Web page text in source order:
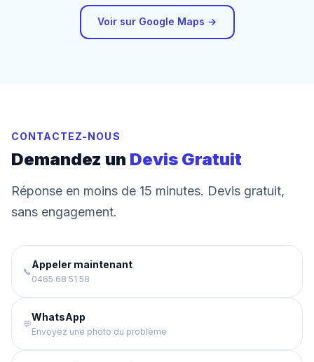
Voir sur Google Maps →
CONTACTEZ-NOUS
Demandez un Devis Gratuit
Réponse en moins de 15 minutes. Devis gratuit,
sans engagement.
📞
Appeler maintenant
0465 68 51 58
💬
WhatsApp
Envoyez une photo du problème